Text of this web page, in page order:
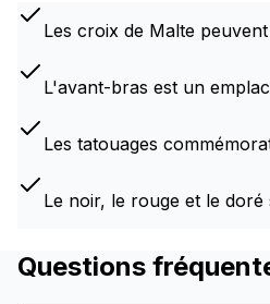
Les croix de Malte
L'avant-bras est un
Les tatouages
Le noir, le rouge et le
Questions